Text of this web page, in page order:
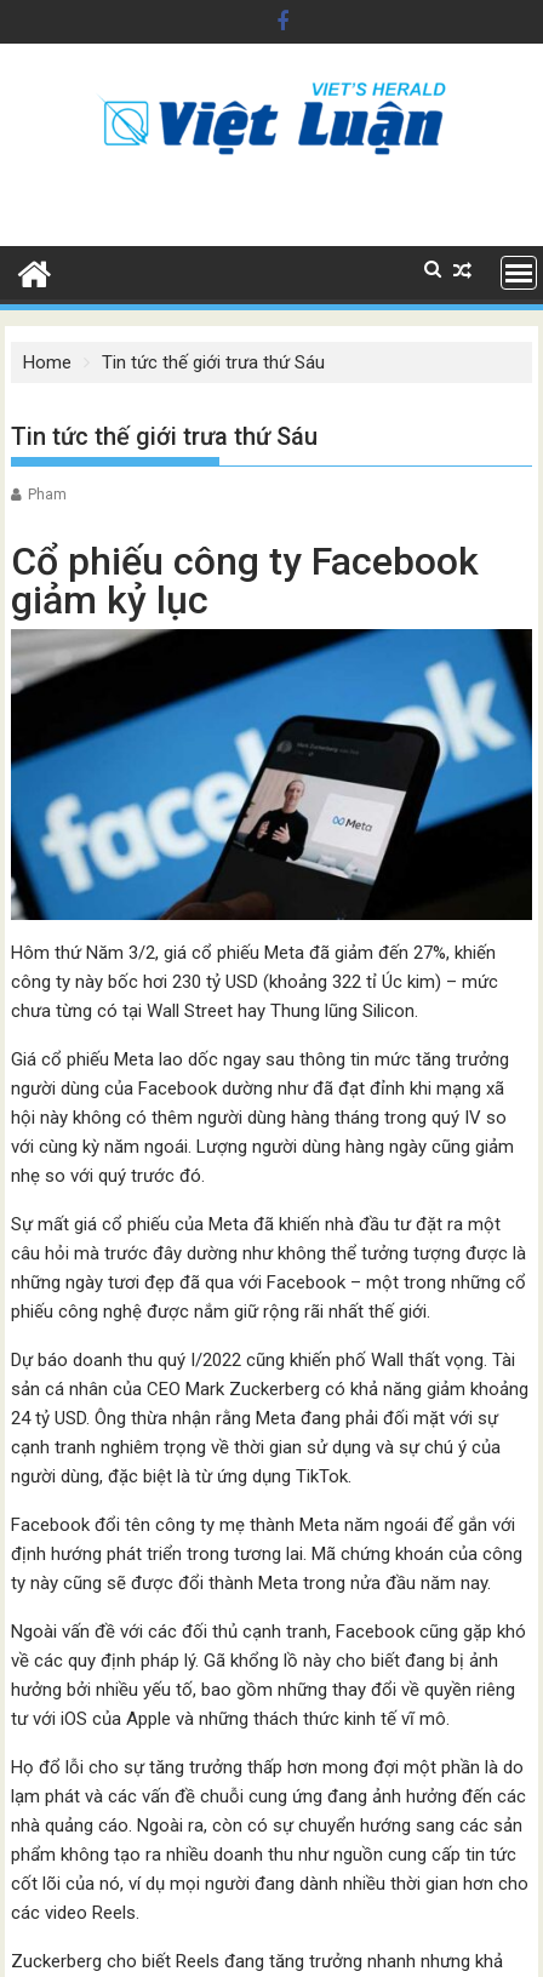
to
Home Tin tức thế giới trưa thứ Sáu
Tin tức thế giới trưa thứ Sáu
Pham
Cổ phiếu công ty Facebook
giảm kỷ lục
Hôm thứ Năm 3/2, giá cổ phiếu Meta đã giảm đến 27%, khiến
công ty này bốc hơi 230 tỷ USD (khoảng 322 tỉ Úc kim) – mức
chưa từng có tại Wall Street hay Thung lũng Silicon.
Giá cổ phiếu Meta lao dốc ngay sau thông tin mức tăng trưởng
người dùng của Facebook dường như đã đạt đỉnh khi mạng xã
hội này không có thêm người dùng hàng tháng trong quý IV so
với cùng kỳ năm ngoái. Lượng người dùng hàng ngày cũng giảm
nhẹ so với quý trước đó.
Sự mất giá cổ phiếu của Meta đã khiến nhà đầu tư đặt ra một
câu hỏi mà trước đây dường như không thể tưởng tượng được là
những ngày tươi đẹp đã qua với Facebook – một trong những cổ
phiếu công nghệ được nắm giữ rộng rãi nhất thế giới.
Dự báo doanh thu quý I/2022 cũng khiến phố Wall thất vọng. Tài
sản cá nhân của CEO Mark Zuckerberg có khả năng giảm khoảng
24 tỷ USD. Ông thừa nhận rằng Meta đang phải đối mặt với sự
cạnh tranh nghiêm trọng về thời gian sử dụng và sự chú ý của
người dùng, đặc biệt là từ ứng dụng TikTok.
Facebook đổi tên công ty mẹ thành Meta năm ngoái để gắn với
định hướng phát triển trong tương lai. Mã chứng khoán của công
ty này cũng sẽ được đổi thành Meta trong nửa đầu năm nay.
Ngoài vấn đề với các đối thủ cạnh tranh, Facebook cũng gặp khó
về các quy định pháp lý. Gã khổng lồ này cho biết đang bị ảnh
hưởng bởi nhiều yếu tố, bao gồm những thay đổi về quyền riêng
tư với iOS của Apple và những thách thức kinh tế vĩ mô.
Họ đổ lỗi cho sự tăng trưởng thấp hơn mong đợi một phần là do
lạm phát và các vấn đề chuỗi cung ứng đang ảnh hưởng đến các
nhà quảng cáo. Ngoài ra, còn có sự chuyển hướng sang các sản
phẩm không tạo ra nhiều doanh thu như nguồn cung cấp tin tức
cốt lõi của nó, ví dụ mọi người đang dành nhiều thời gian hơn cho
các video Reels.
Zuckerberg cho biết Reels đang tăng trưởng nhanh nhưng khả